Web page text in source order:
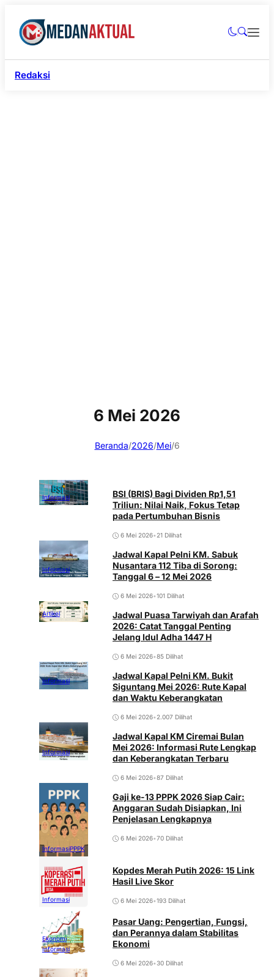
Redaksi
6 Mei 2026
Beranda/2026/Mei/6
Informasi
BSI (BRIS) Bagi Dividen Rp1,51
Triliun: Nilai Naik, Fokus Tetap
pada Pertumbuhan Bisnis
6 Mei 2026• 21 Dilihat
Informasi
Jadwal Kapal Pelni KM. Sabuk
Nusantara 112 Tiba di Sorong:
Tanggal 6 – 12 Mei 2026
6 Mei 2026•101 Dilihat
Artikel
Jadwal Puasa Tarwiyah dan Arafah
2026: Catat Tanggal Penting
Jelang Idul Adha 1447 H
6 Mei 2026•85 Dilihat
Informasi
Jadwal Kapal Pelni KM. Bukit
Siguntang Mei 2026: Rute Kapal
dan Waktu Keberangkatan
6 Mei 2026• 2.007 Dilihat
Informasi
Jadwal Kapal KM Ciremai Bulan
Mei 2026: Informasi Rute Lengkap
dan Keberangkatan Terbaru
6 Mei 2026•87 Dilihat
InformasiPPPK
Gaji ke-13 PPPK 2026 Siap Cair:
Anggaran Sudah Disiapkan, Ini
Penjelasan Lengkapnya
6 Mei 2026•70 Dilihat
Informasi
Kopdes Merah Putih 2026: 15 Link
Hasil Live Skor
6 Mei 2026•193 Dilihat
Ekonomi
Informasi
Pasar Uang: Pengertian, Fungsi,
dan Perannya dalam Stabilitas
Ekonomi
6 Mei 2026•30 Dilihat